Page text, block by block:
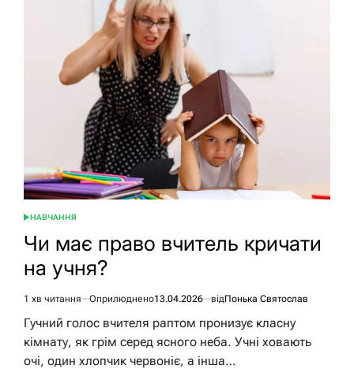
2026
рік
ОПУБЛІКУВАТИ
НАВЧАННЯ
Чи має право вчитель кричати
на учня?
Орієнтовний
час
читання
1 хв читання Оприлюднено13.04.2026 відПонька Святослав
Гучний голос вчителя раптом пронизує класну
кімнату, як грім серед ясного неба. Учні ховають
очі, один хлопчик червоніє, а інша…